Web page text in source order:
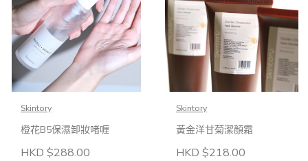
Skintory
橙花B5保濕卸妝啫喱
HKD $288.00
Skintory
黃金洋甘菊潔顏霜
HKD $218.00